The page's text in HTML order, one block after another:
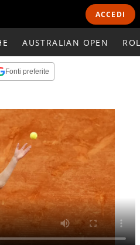
ACCEDI
AUSTRALIAN OPEN
Fonti preferite